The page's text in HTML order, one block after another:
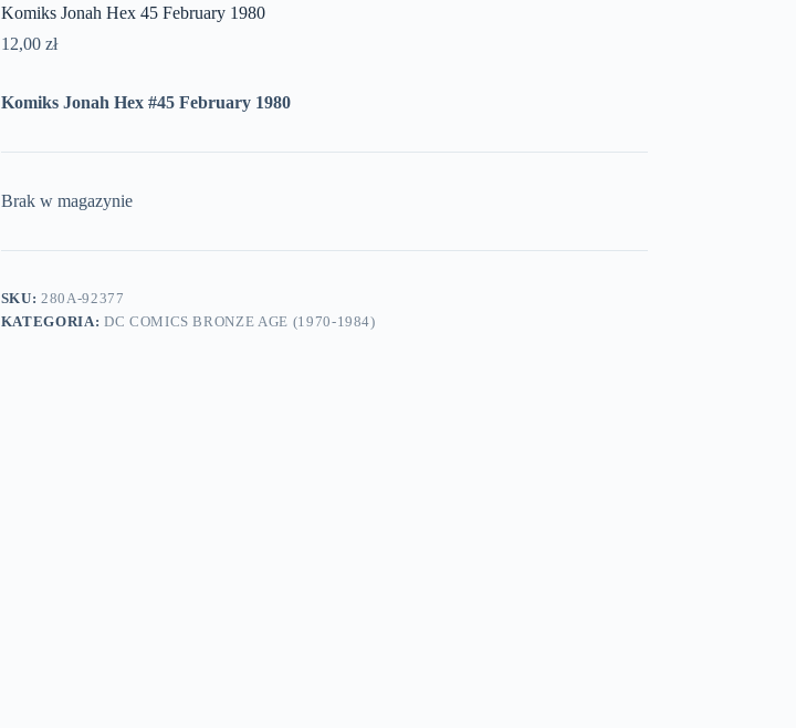
Komiks Jonah Hex 45 February 1980
12,00 zł
Komiks Jonah Hex #45 February 1980
Brak w magazynie
SKU:280A-92377
KATEGORIA: DC COMICS BRONZE AGE (1970-1984)